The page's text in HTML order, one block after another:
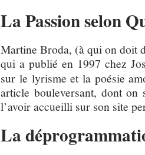
La Passion selon
Martine Broda, (à qui on doit
qui a publié en 1997 chez
sur le lyrisme et la poésie
article bouleversant, dont
l’avoir accueilli sur son site
La